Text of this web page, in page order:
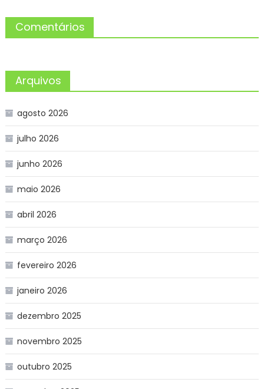
Comentários
Arquivos
agosto 2026
julho 2026
junho 2026
maio 2026
abril 2026
março 2026
fevereiro 2026
janeiro 2026
dezembro 2025
novembro 2025
outubro 2025